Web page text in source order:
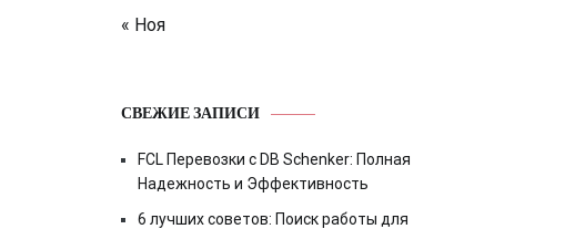
« Ноя
СВЕЖИЕ ЗАПИСИ
FCL Перевозки с DB Schenker: Полная
Надежность и Эффективность
6 лучших советов: Поиск работы для